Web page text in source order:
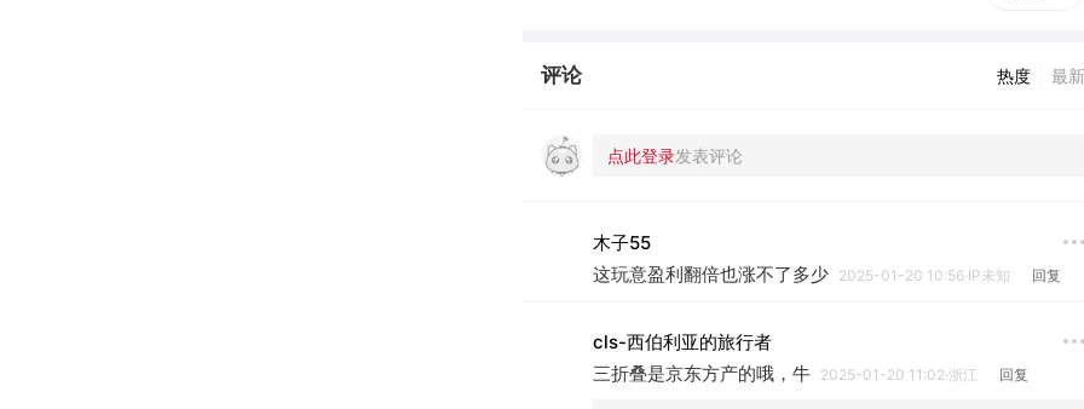
评论 热度 最新
木子55
这玩意盈利翻倍也涨不了多少 2025-01-20 10:56·IP未知 回复
cls-西伯利亚的旅行者
三折叠是京东方产的哦，牛 2025-01-20 11:02·浙江 回复